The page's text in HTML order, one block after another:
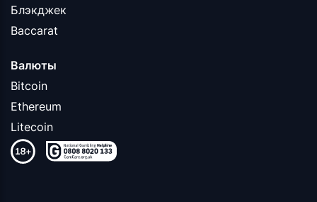
Блэкджек
Baccarat
Валюты
Bitcoin
Ethereum
Litecoin